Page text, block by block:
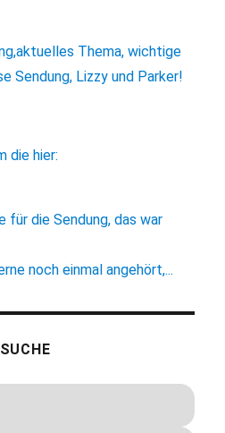
Thema, wichtige
Sendung, Lizzy und Parker!
die hier:
für die Sendung, das war
noch einmal angehört,...
SUCHE